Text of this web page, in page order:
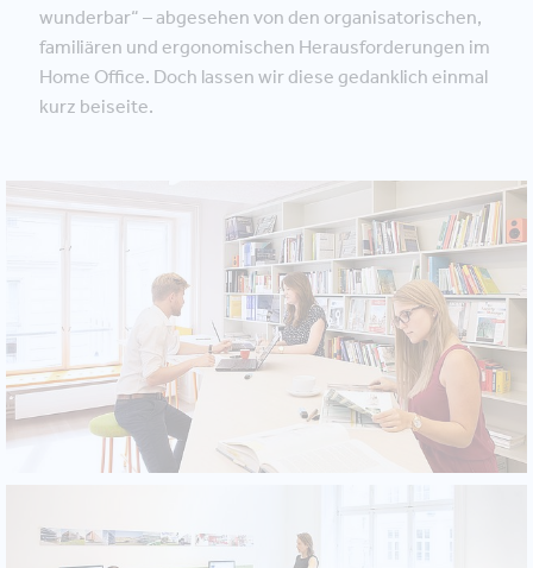
wunderbar“ – abgesehen von den organisatorischen,
familiären und ergonomischen Herausforderungen im
Home Office. Doch lassen wir diese gedanklich einmal
kurz beiseite.